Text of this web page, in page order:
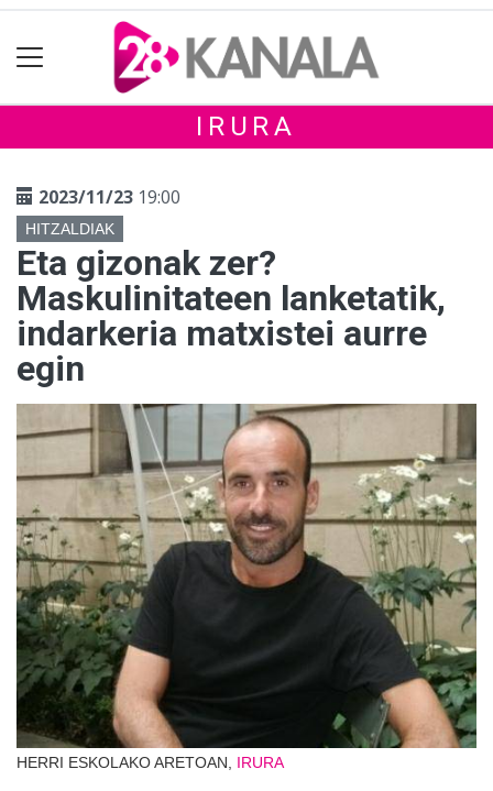
IRURA
2023/11/23 19:00
HITZALDIAK
Eta gizonak zer?
Maskulinitateen lanketatik,
indarkeria matxistei aurre
egin
HERRI ESKOLAKO ARETOAN, IRURA